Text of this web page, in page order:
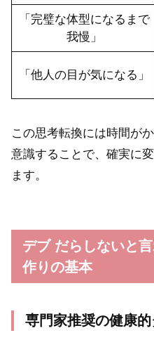
「完璧な体型になるまで
我慢」
「他人の目が気になる」
この思考転換には時間が
意識することで、確実に
ます。
デブ だらしないと
作りの基本
専門家推奨の健康